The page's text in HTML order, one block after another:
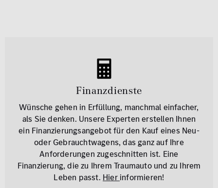
Finanzdienste
Wünsche gehen in Erfüllung, manchmal einfacher,
als Sie denken. Unsere Experten erstellen Ihnen
ein Finanzierungsangebot für den Kauf eines Neu-
oder Gebrauchtwagens, das ganz auf Ihre
Anforderungen zugeschnitten ist. Eine
Finanzierung, die zu Ihrem Traumauto und zu Ihrem
Leben passt. Hier informieren!